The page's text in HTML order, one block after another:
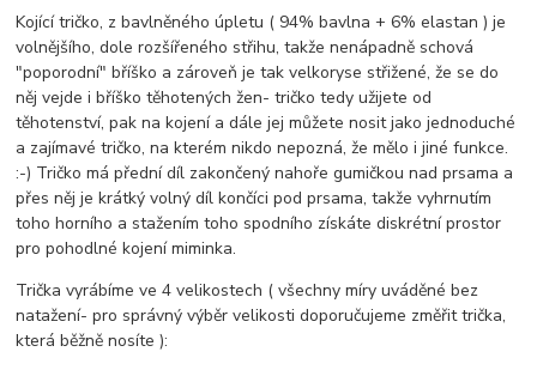
Kojící tričko, z bavlněného úpletu ( 94% bavlna + 6% elastan ) je
volnějšího, dole rozšířeného střihu, takže nenápadně schová
"poporodní" bříško a zároveň je tak velkoryse střižené, že se do
něj vejde i bříško těhotených žen- tričko tedy užijete od
těhotenství, pak na kojení a dále jej můžete nosit jako jednoduché
a zajímavé tričko, na kterém nikdo nepozná, že mělo i jiné funkce.
:-) Tričko má přední díl zakončený nahoře gumičkou nad prsama a
přes něj je krátký volný díl končíci pod prsama, takže vyhrnutím
toho horního a stažením toho spodního získáte diskrétní prostor
pro pohodlné kojení miminka.
Trička vyrábíme ve 4 velikostech ( všechny míry uváděné bez
natažení- pro správný výběr velikosti doporučujeme změřit trička,
která běžně nosíte ):